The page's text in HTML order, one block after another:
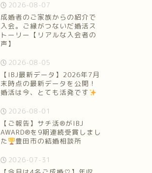
2026-08-07
成婚者のご家族からの紹介で
入会。ご縁がつないだ婚活ス
トーリー【リアルな入会者の
声】
2026-08-05
【IBJ最新データ】2026年7月
末時点の最新データを公開！
婚活は今、とても活発です
2026-08-01
【ご報告】サチ活®がIBJ
AWARD®を9期連続受賞しまし
た
豊田市の結婚相談所
2026-07-31